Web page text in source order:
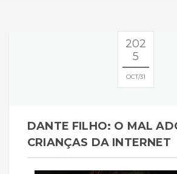
202
5
OCT 31
DANTE FILHO: O MAL
CRIANÇAS DA INTERNET